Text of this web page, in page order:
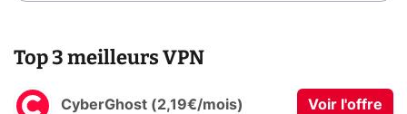
Top 3 meilleurs VPN
CyberGhost (2,19€/mois) Voir l'offre